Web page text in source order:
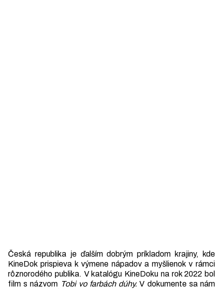
Česká republika je ďalším dobrým príkladom krajiny, kde
KineDok prispieva k výmene nápadov a myšlienok v rámci
rôznorodého publika. V katalógu KineDoku na rok 2022 bol
film s názvom Tobi vo farbách dúhy.V dokumente sa nám